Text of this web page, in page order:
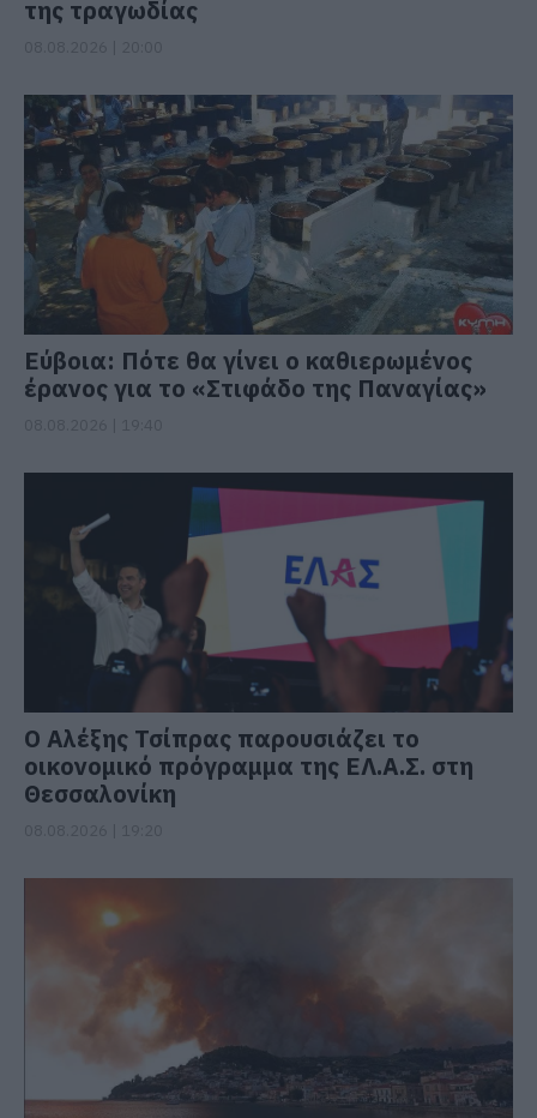
της τραγωδίας
Εύβοια: Πότε θα γίνει ο καθιερωμένος
έρανος για το «Στιφάδο της Παναγίας»
Ο Αλέξης Τσίπρας παρουσιάζει το
οικονομικό πρόγραμμα της ΕΛ.Α.Σ. στη
Θεσσαλονίκη